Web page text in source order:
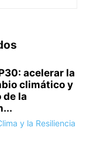
acelerar la
climático y
de la
y la Resiliencia